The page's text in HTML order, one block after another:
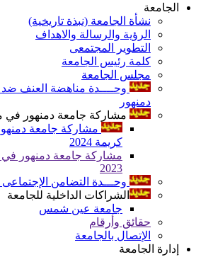
الجامعة
نشأة الجامعة (نبذة تاريخية)
الرؤية والرسالة والاهداف
التطوير المجتمعى
كلمة رئيس الجامعة
مجلس الجامعة
وحــــدة مناهضة العنف ضد
دمنهور
مشاركة جامعة دمنهور في
مشاركة جامعة
كريمة 2024
مشاركة جامعة دمنهور في
2023
وحـــدة التضامن الإجتماعى
الشراكات الداخلية للجامعة
جامعة عين شمس
حقائق وأرقام
الإتصال بالجامعة
إدارة الجامعة